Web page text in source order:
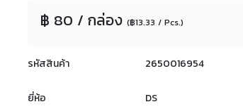
฿ 80 / กล่อง (฿13.33 / Pcs.)
รหัสสินค้า 2650016954
ยี่ห้อ DS